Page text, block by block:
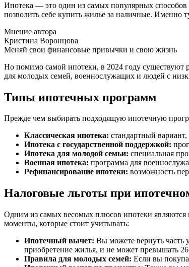
Ипотека — это один из самых популярных
позволить себе купить жилье за наличные. Именно
Мнение автора
Кристина Воронцова
Меняй свои финансовые привычки и свою жизнь
Но помимо самой ипотеки, в 2024 году существуют
для молодых семей, военнослужащих и людей с
Типы ипотечных программ
Прежде чем выбирать подходящую ипотечную
Классическая ипотека: стандартный
Ипотека с государственной поддержкой:
Ипотека для молодой семьи: специальная
Военная ипотека: программа для
Рефинансирование ипотеки: возможность
Налоговые льготы при
Одним из самых весомых плюсов ипотеки являются
моменты, которые стоит учитывать:
Ипотечный вычет: Вы можете вернуть часть
приобретение жилья, и не может превышать
Правила для молодых семей: Если вы